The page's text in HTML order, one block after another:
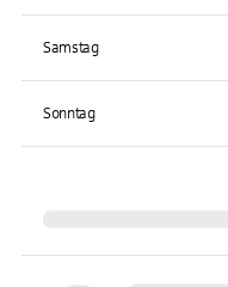
Samstag
Sonntag